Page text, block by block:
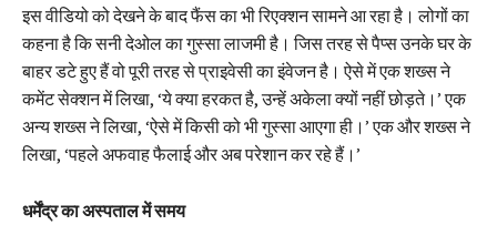
इस वीडियो को देखने के बाद फैंस का भी रिएक्शन सामने आ रहा है। लोगों का
कहना है कि सनी देओल का गुस्सा लाजमी है। जिस तरह से पैप्स उनके घर के
बाहर डटे हुए हैं वो पूरी तरह से प्राइवेसी का इंवेजन है। ऐसे में एक शख्स ने
कमेंट सेक्शन में लिखा, ‘ये क्या हरकत है, उन्हें अकेला क्यों नहीं छोड़ते।’ एक
अन्य शख्स ने लिखा, ‘ऐसे में किसी को भी गुस्सा आएगा ही।’ एक और शख्स ने
लिखा, ‘पहले अफवाह फैलाई और अब परेशान कर रहे हैं।’
धर्मेंद्र का अस्पताल में समय